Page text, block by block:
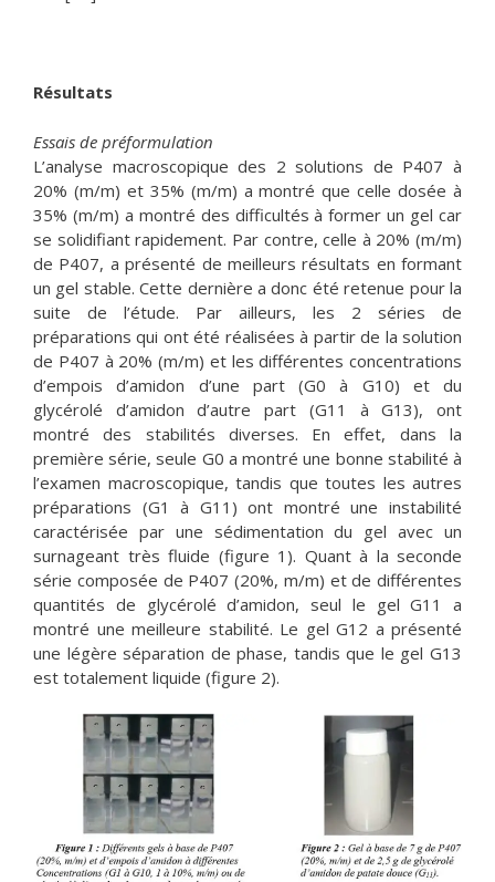
Résultats
Essais de préformulation
L’analyse macroscopique des 2 solutions de P407 à
20% (m/m) et 35% (m/m) a montré que celle dosée à
35% (m/m) a montré des difficultés à former un gel car
se solidifiant rapidement. Par contre, celle à 20% (m/m)
de P407, a présenté de meilleurs résultats en formant
un gel stable. Cette dernière a donc été retenue pour la
suite de l’étude. Par ailleurs, les 2 séries de
préparations qui ont été réalisées à partir de la solution
de P407 à 20% (m/m) et les différentes concentrations
d’empois d’amidon d’une part (G0 à G10) et du
glycérolé d’amidon d’autre part (G11 à G13), ont
montré des stabilités diverses. En effet, dans la
première série, seule G0 a montré une bonne stabilité à
l’examen macroscopique, tandis que toutes les autres
préparations (G1 à G11) ont montré une instabilité
caractérisée par une sédimentation du gel avec un
surnageant très fluide (figure 1). Quant à la seconde
série composée de P407 (20%, m/m) et de différentes
quantités de glycérolé d’amidon, seul le gel G11 a
montré une meilleure stabilité. Le gel G12 a présenté
une légère séparation de phase, tandis que le gel G13
est totalement liquide (figure 2).